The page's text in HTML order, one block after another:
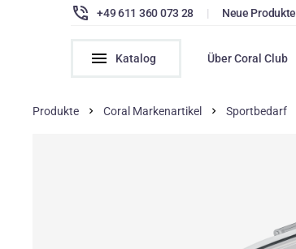
+49 611 360 073 28 | Neue Produkte
Katalog Über Coral Club
Produkte Coral Markenartikel Sportbedarf